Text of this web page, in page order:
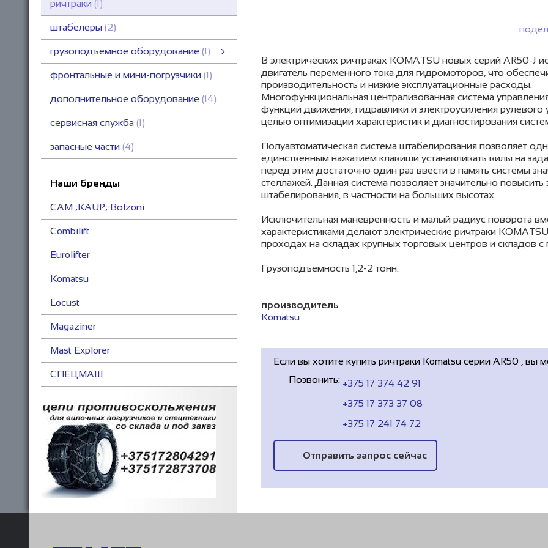
ричтраки
штабелеры 2
грузоподъемное оборудование 1
фронтальные и мини-погрузчики 1
дополнительное оборудование 14
сервисная служба 1
запасные части 4
Наши бренды
CAM ;KAUP; Bоlzoni
Combilift
Eurolifter
Komatsu
Locust
Magaziner
Mast Explorer
СПЕЦМАШ
В электрических ричтраках KOMATSU новых серий AR50-J
двигатель переменного тока для гидромоторов, что
производительность и низкие эксплуатационные расходы.
Многофункциональная централизованная система
функции движения, гидравлики и электроусиления рулевого
целью оптимизации характеристик и диагностирования
Полуавтоматическая система штабелирования позволяет
единственным нажатием клавиши устанавливать вилы на
перед этим достаточно один раз ввести в память системы
стеллажей. Данная система позволяет значительно
штабелирования, в частности на больших высотах.
Исключительная маневренность и малый радиус поворота
характеристиками делают электрические ричтраки
проходах на складах крупных торговых центров и складов
Грузоподъемность 1,2-2 тонн.
производитель
Komatsu
Если вы хотите купить ричтраки Komatsu серии AR50 , вы
Позвонить: +375 17 374 42 91
+375 17 373 37 08
+375 17 241 74 72
Отправить запрос сейчас